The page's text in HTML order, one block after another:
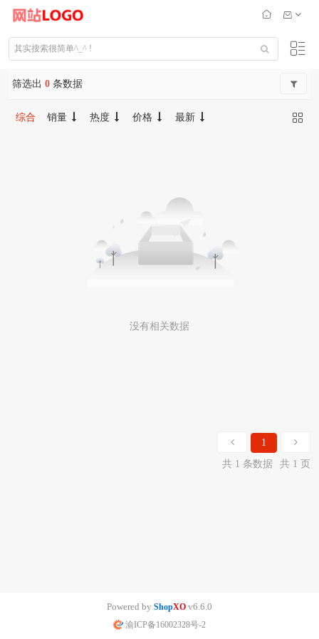
筛选出 0 条数据
综合 销量 热度 价格 最新
没有相关数据
1
共 1 条数据
共 1 页
Powered by ShopXO v6.6.0
渝ICP备16002328号-2